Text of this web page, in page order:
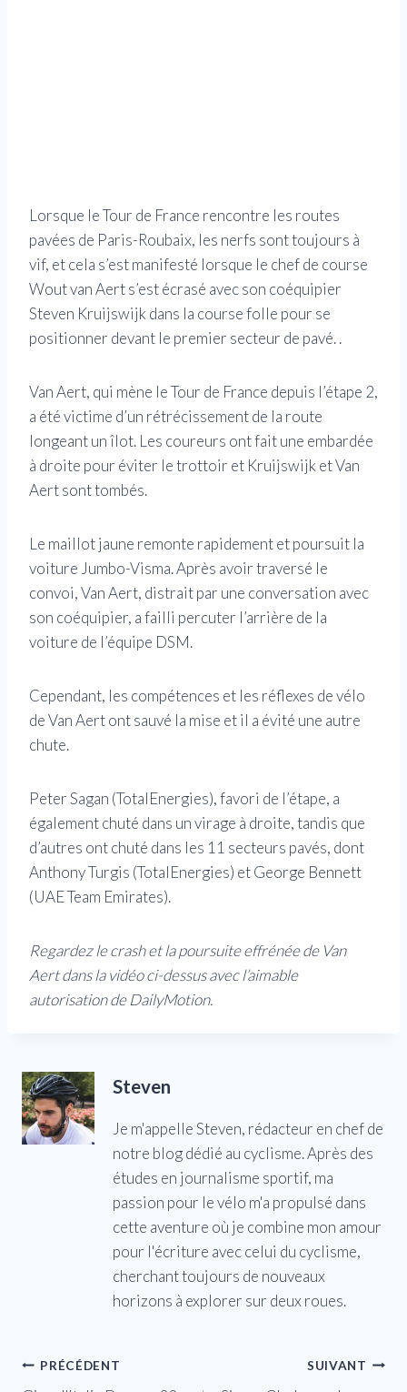
Lorsque le Tour de France rencontre les routes
pavées de Paris-Roubaix, les nerfs sont toujours à
vif, et cela s’est manifesté lorsque le chef de course
Wout van Aert s’est écrasé avec son coéquipier
Steven Kruijswijk dans la course folle pour se
positionner devant le premier secteur de pavé. .
Van Aert, qui mène le Tour de France depuis l’étape 2,
a été victime d’un rétrécissement de la route
longeant un îlot. Les coureurs ont fait une embardée
à droite pour éviter le trottoir et Kruijswijk et Van
Aert sont tombés.
Le maillot jaune remonte rapidement et poursuit la
voiture Jumbo-Visma. Après avoir traversé le
convoi, Van Aert, distrait par une conversation avec
son coéquipier, a failli percuter l’arrière de la
voiture de l’équipe DSM.
Cependant, les compétences et les réflexes de vélo
de Van Aert ont sauvé la mise et il a évité une autre
chute.
Peter Sagan (TotalEnergies), favori de l’étape, a
également chuté dans un virage à droite, tandis que
d’autres ont chuté dans les 11 secteurs pavés, dont
Anthony Turgis (TotalEnergies) et George Bennett
(UAE Team Emirates).
Regardez le crash et la poursuite effrénée de Van
Aert dans la vidéo ci-dessus avec l’aimable
autorisation de DailyMotion.
Steven
Je m'appelle Steven, rédacteur en chef de
notre blog dédié au cyclisme. Après des
études en journalisme sportif, ma
passion pour le vélo m'a propulsé dans
cette aventure où je combine mon amour
pour l'écriture avec celui du cyclisme,
cherchant toujours de nouveaux
horizons à explorer sur deux roues.
Navigation
PRÉCÉDENT SUIVANT